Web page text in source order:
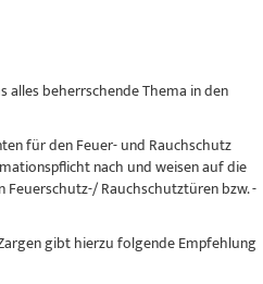
alles beherrschende Thema in den
für den Feuer- und Rauchschutz
nach und weisen auf die
Feuerschutz-/ Rauchschutztüren bzw. -
gibt hierzu folgende Empfehlung